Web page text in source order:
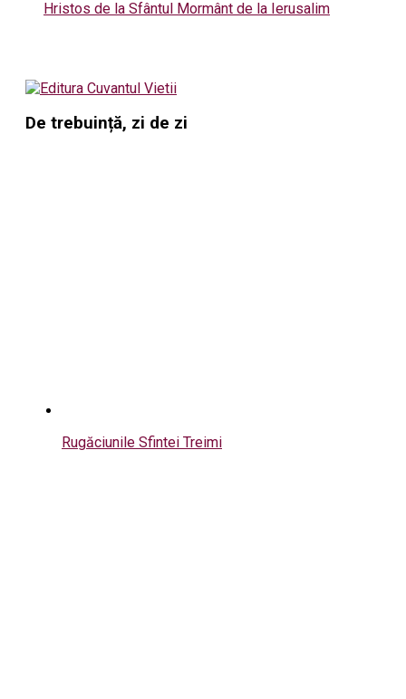
Hristos de la Sfântul Mormânt de la Ierusalim
De trebuință, zi de zi
Rugăciunile Sfintei Treimi